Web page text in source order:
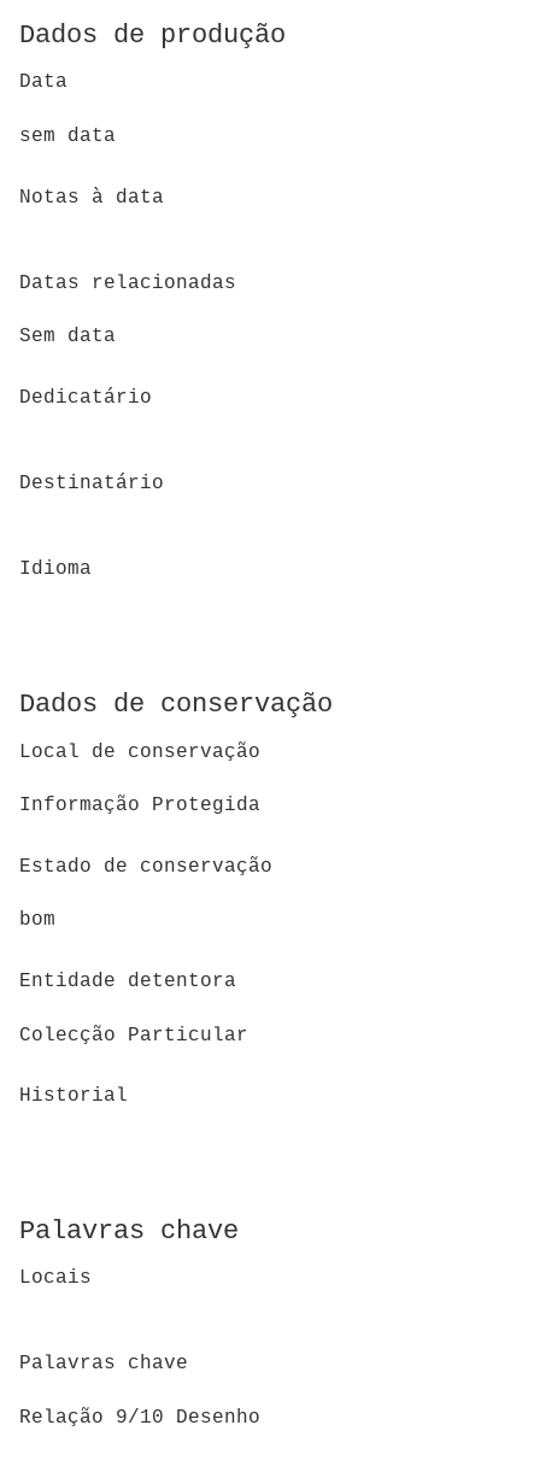
Dados de produção
Data
sem data
Notas à data
Datas relacionadas
Sem data
Dedicatário
Destinatário
Idioma
Dados de conservação
Local de conservação
Informação Protegida
Estado de conservação
bom
Entidade detentora
Colecção Particular
Historial
Palavras chave
Locais
Palavras chave
Relação 9/10 Desenho